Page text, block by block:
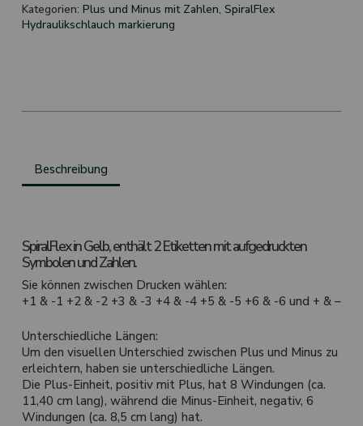
Kategorien: Plus und Minus mit Zahlen, SpiralFlex
Hydraulikschlauch markierung
Beschreibung
SpiralFlex in Gelb, enthält 2 Etiketten mit aufgedruckten
Symbolen und Zahlen.
Sie können zwischen Drucken wählen:
+1 & -1 +2 & -2 +3 & -3 +4 & -4 +5 & -5 +6 & -6 und + & –
Unterschiedliche Längen:
Um den visuellen Unterschied zwischen Plus und Minus zu
erleichtern, haben sie unterschiedliche Längen.
Die Plus-Einheit, positiv mit Plus, hat 8 Windungen (ca.
11,40 cm lang), während die Minus-Einheit, negativ, 6
Windungen (ca. 8,5 cm lang) hat.